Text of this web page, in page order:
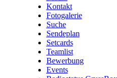
Kontakt
Fotogalerie
Suche
Sendeplan
Setcards
Teamlist
Bewerbung
Events